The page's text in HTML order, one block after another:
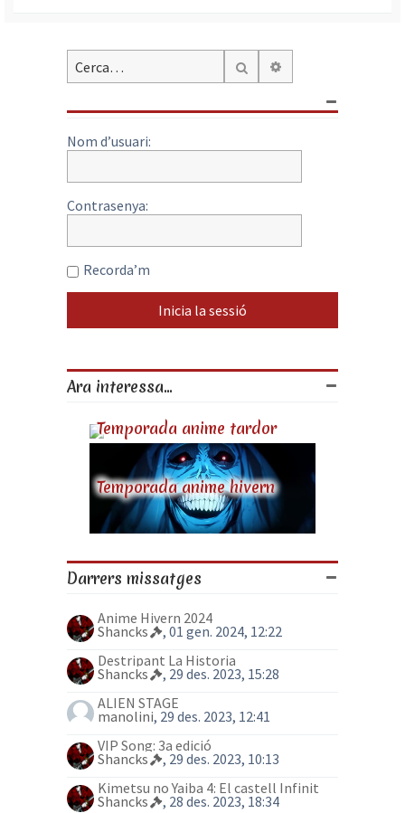
Cerca
Nom d’usuari:
Contrasenya:
Recorda’m
Ara interessa...
Temporada anime tardor
Temporada anime hivern
Darrers missatges
Anime Hivern 2024
Shancks
, 01 gen. 2024, 12:22
Destripant La Historia
Shancks
, 29 des. 2023, 15:28
ALIEN STAGE
manolini, 29 des. 2023, 12:41
VIP Song: 3a edició
Shancks
, 29 des. 2023, 10:13
Kimetsu no Yaiba 4: El castell Infinit
Shancks
, 28 des. 2023, 18:34